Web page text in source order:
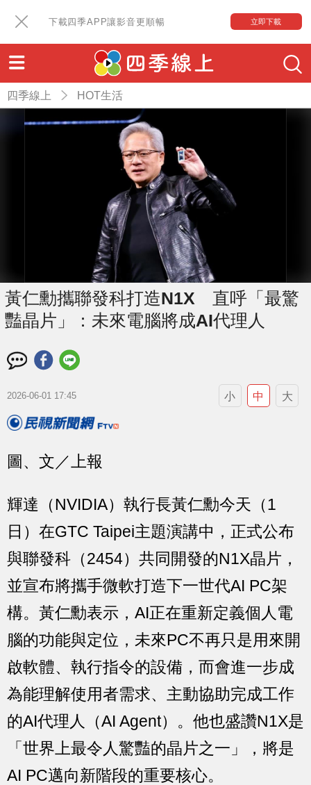
下載四季APP讓影音更順暢 立即下載
四季線上 HOT生活
黃仁勳攜聯發科打造N1X 直呼「最驚
豔晶片」：未來電腦將成AI代理人
2026-06-01 17:45 小 中 大
圖、文／上報
輝達（NVIDIA）執行長黃仁勳今天（1
日）在GTC Taipei主題演講中，正式公布
與聯發科（2454）共同開發的N1X晶片，
並宣布將攜手微軟打造下一世代AI PC架
構。黃仁勳表示，AI正在重新定義個人電
腦的功能與定位，未來PC不再只是用來開
啟軟體、執行指令的設備，而會進一步成
為能理解使用者需求、主動協助完成工作
的AI代理人（AI Agent）。他也盛讚N1X是
「世界上最令人驚豔的晶片之一」，將是
AI PC邁向新階段的重要核心。